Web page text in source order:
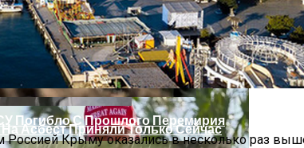
Украинцы За Рубежом: Советы Для
Асбест Приняли Только Сейчас
Погибло С Прошлого Перемирия
Крыму оказались в несколько раз